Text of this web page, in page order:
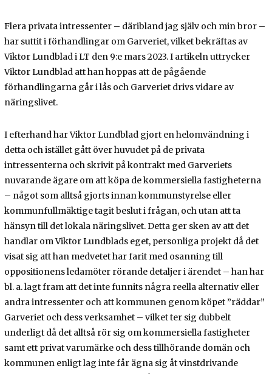
Flera privata intressenter – däribland jag själv och min bror –
har suttit i förhandlingar om Garveriet, vilket bekräftas av
Viktor Lundblad i LT den 9:e mars 2023. I artikeln uttrycker
Viktor Lundblad att han hoppas att de pågående
förhandlingarna går i lås och Garveriet drivs vidare av
näringslivet.
I efterhand har Viktor Lundblad gjort en helomvändning i
detta och istället gått över huvudet på de privata
intressenterna och skrivit på kontrakt med Garveriets
nuvarande ägare om att köpa de kommersiella fastigheterna
– något som alltså gjorts innan kommunstyrelse eller
kommunfullmäktige tagit beslut i frågan, och utan att ta
hänsyn till det lokala näringslivet. Detta ger sken av att det
handlar om Viktor Lundblads eget, personliga projekt då det
visat sig att han medvetet har farit med osanning till
oppositionens ledamöter rörande detaljer i ärendet – han har
bl. a. lagt fram att det inte funnits några reella alternativ eller
andra intressenter och att kommunen genom köpet ”räddar”
Garveriet och dess verksamhet – vilket ter sig dubbelt
underligt då det alltså rör sig om kommersiella fastigheter
samt ett privat varumärke och dess tillhörande domän och
kommunen enligt lag inte får ägna sig åt vinstdrivande